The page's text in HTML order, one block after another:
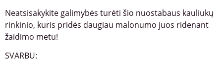
Neatsisakykite galimybės turėti šio nuostabaus kauliukų
rinkinio, kuris pridės daugiau malonumo juos ridenant
žaidimo metu!
SVARBU: